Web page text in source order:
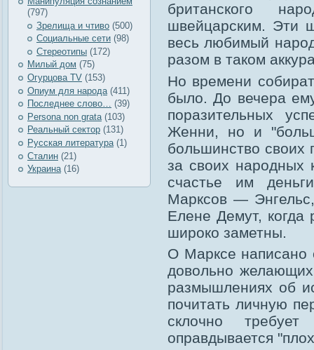
(797)
Зрелища и чтиво (500)
Социальные сети (98)
Стереотипы (172)
Милый дом (75)
Огурцова TV (153)
Опиум для народа (411)
Последнее слово… (39)
Рersona non grata (103)
Реальный сектор (131)
Русская литература (1)
Сталин (21)
Украина(16)
британского
швейцарским. Эти
весь любимый
разом в таком
Но времени
было. До вечера
поразительных
Женни, но и
большинство своих
за своих народных
счастье им
Марксов —
Елене Демут, когда
широко заметны.
О Марксе написано
довольно
размышлениях об
почитать личную
склочно
оправдывается